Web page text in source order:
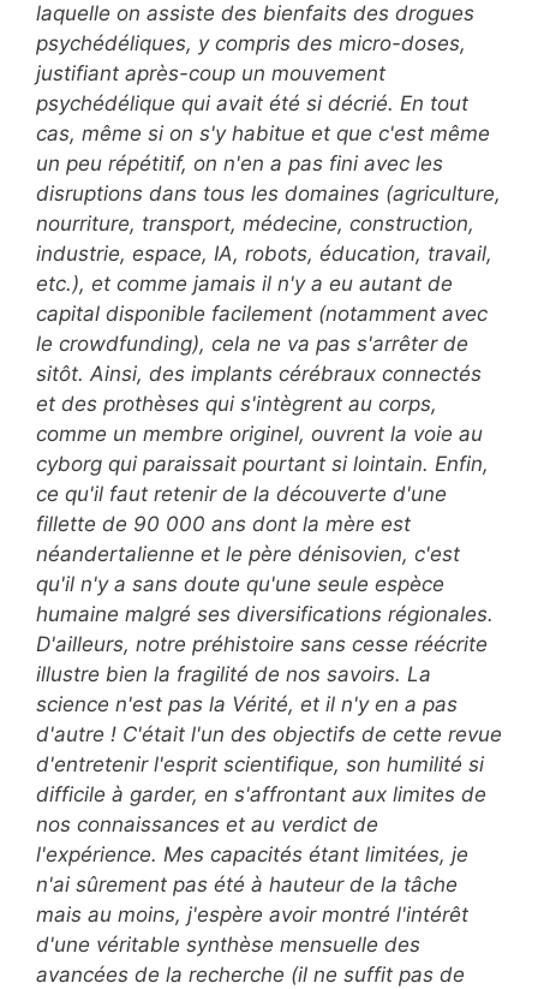
laquelle on assiste des bienfaits des drogues
psychédéliques, y compris des micro-doses,
justifiant après-coup un mouvement
psychédélique qui avait été si décrié. En tout
cas, même si on s'y habitue et que c'est même
un peu répétitif, on n'en a pas fini avec les
disruptions dans tous les domaines (agriculture,
nourriture, transport, médecine, construction,
industrie, espace, IA, robots, éducation, travail,
etc.), et comme jamais il n'y a eu autant de
capital disponible facilement (notamment avec
le crowdfunding), cela ne va pas s'arrêter de
sitôt. Ainsi, des implants cérébraux connectés
et des prothèses qui s'intègrent au corps,
comme un membre originel, ouvrent la voie au
cyborg qui paraissait pourtant si lointain. Enfin,
ce qu'il faut retenir de la découverte d'une
fillette de 90 000 ans dont la mère est
néandertalienne et le père dénisovien, c'est
qu'il n'y a sans doute qu'une seule espèce
humaine malgré ses diversifications régionales.
D'ailleurs, notre préhistoire sans cesse réécrite
illustre bien la fragilité de nos savoirs. La
science n'est pas la Vérité, et il n'y en a pas
d'autre ! C'était l'un des objectifs de cette revue
d'entretenir l'esprit scientifique, son humilité si
difficile à garder, en s'affrontant aux limites de
nos connaissances et au verdict de
l'expérience. Mes capacités étant limitées, je
n'ai sûrement pas été à hauteur de la tâche
mais au moins, j'espère avoir montré l'intérêt
d'une véritable synthèse mensuelle des
avancées de la recherche (il ne suffit pas de